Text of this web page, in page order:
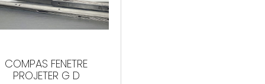
COMPAS FENETRE
PROJETER G D